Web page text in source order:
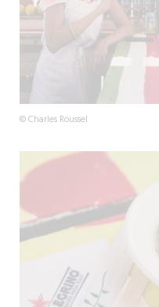
© Charles Roussel